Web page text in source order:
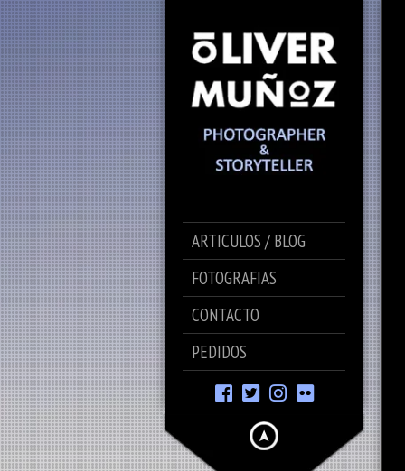
ARTICULOS / BLOG
FOTOGRAFIAS
CONTACTO
PEDIDOS